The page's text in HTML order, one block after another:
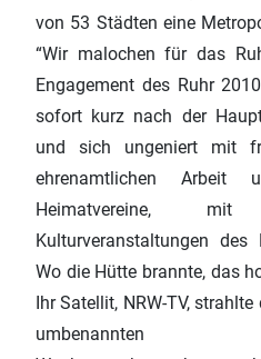
von 53 Städten eine
“Wir malochen für das
Engagement des Ruhr
sofort kurz nach der
und sich ungeniert mit
ehrenamtlichen Arbeit
Heimatvereine,
Kulturveranstaltungen des
Wo die Hütte brannte, das
Ihr Satellit, NRW-TV, strahlte
umbenannten